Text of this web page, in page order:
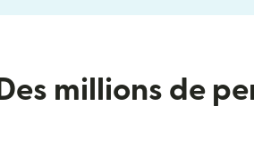
Des millions de